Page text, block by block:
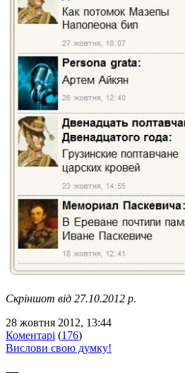
Скріншот від 27.10.2012 р.
28 жовтня 2012, 13:44
Коментарі (176)
Вислови свою думку!